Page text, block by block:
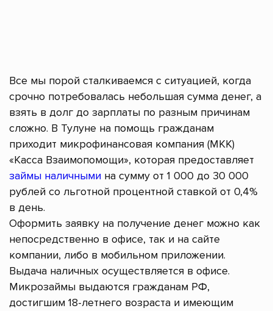
Все мы порой сталкиваемся с ситуацией, когда
срочно потребовалась небольшая сумма денег, а
взять в долг до зарплаты по разным причинам
сложно. В Тулуне на помощь гражданам
приходит микрофинансовая компания (МКК)
«Касса Взаимопомощи», которая предоставляет
займы наличными на сумму от 1 000 до 30 000
рублей со льготной процентной ставкой от 0,4%
в день.
Оформить заявку на получение денег можно как
непосредственно в офисе, так и на сайте
компании, либо в мобильном приложении.
Выдача наличных осуществляется в офисе.
Микрозаймы выдаются гражданам РФ,
достигшим 18-летнего возраста и имеющим